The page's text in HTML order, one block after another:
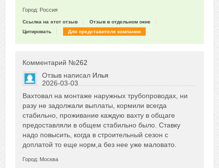
Город: Россия
Ссылка на этот отзыв
Отзыв в отдельном окне
Цитировать
Для представителя компании
Комментарий №262
Отзыв написал Илья
2026-03-03
0
Сказать друзьям об отзыве
Вахтовал на монтаже наружных трубопроводах, ни
разу не задолжали выплаты, кормили всегда
стабильно, проживание каждую вахту в общаге
предоставляли в общем стабильно было. Ставку
надо повысить, когда в строительный сезон с
доплатой то еще норм,а без нее уже маловато.
Город: Москва